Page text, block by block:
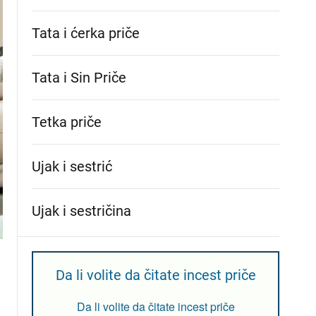
Tata i ćerka priče
Tata i Sin Priče
Tetka priče
Ujak i sestrić
Ujak i sestričina
Da li volite da čitate incest priče
Da li volite da čitate incest priče